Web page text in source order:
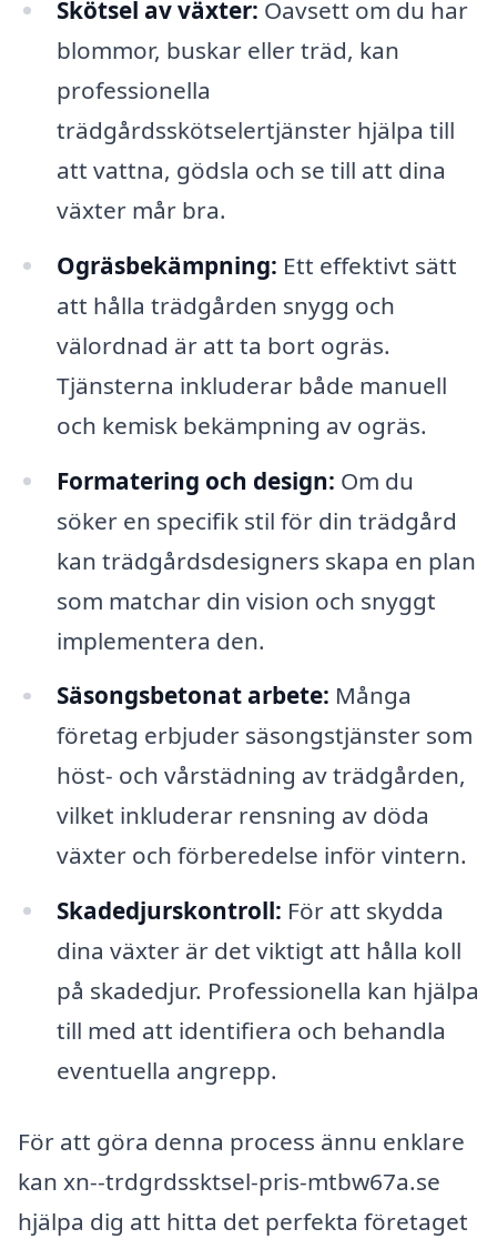
Skötsel av växter: Oavsett om du har
blommor, buskar eller träd, kan
professionella
trädgårdsskötselertjänster hjälpa till
att vattna, gödsla och se till att dina
växter mår bra.
Ogräsbekämpning: Ett effektivt sätt
att hålla trädgården snygg och
välordnad är att ta bort ogräs.
Tjänsterna inkluderar både manuell
och kemisk bekämpning av ogräs.
Formatering och design: Om du
söker en specifik stil för din trädgård
kan trädgårdsdesigners skapa en plan
som matchar din vision och snyggt
implementera den.
Säsongsbetonat arbete: Många
företag erbjuder säsongstjänster som
höst- och vårstädning av trädgården,
vilket inkluderar rensning av döda
växter och förberedelse inför vintern.
Skadedjurskontroll: För att skydda
dina växter är det viktigt att hålla koll
på skadedjur. Professionella kan hjälpa
till med att identifiera och behandla
eventuella angrepp.
För att göra denna process ännu enklare
kan xn--trdgrdssktsel-pris-mtbw67a.se
hjälpa dig att hitta det perfekta företaget